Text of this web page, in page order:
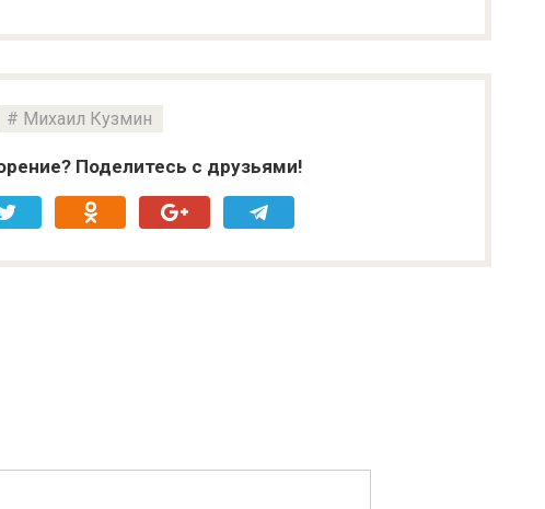
Михаил Кузмин
Поделитесь с друзьями!